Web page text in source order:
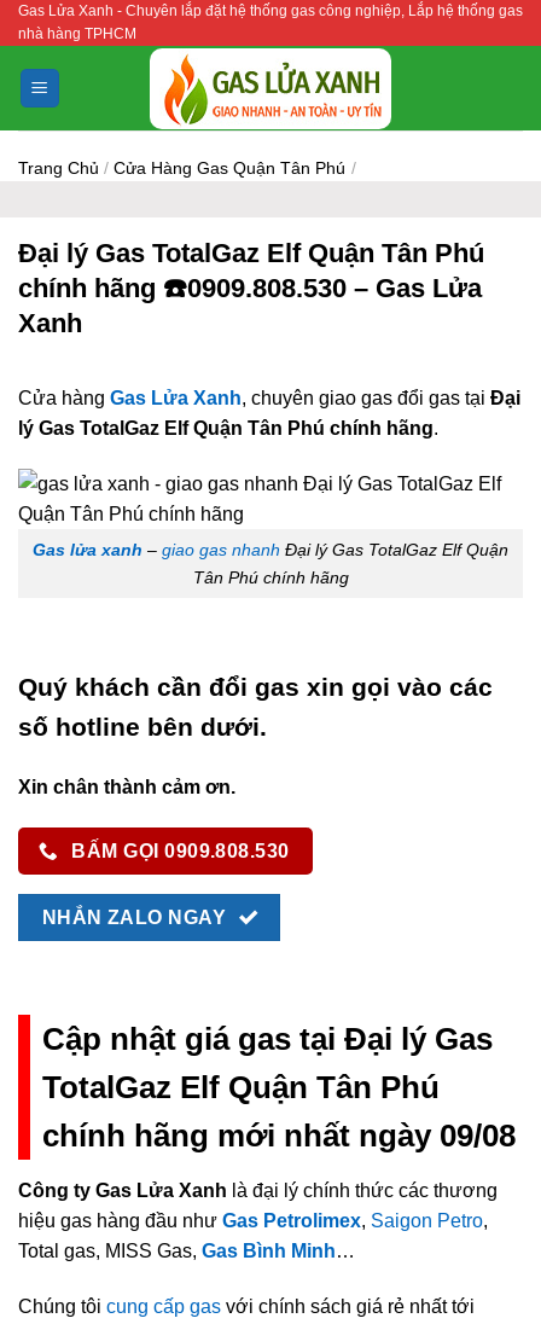
Bỏ
qua
nội
dung
Gas Lửa Xanh - Chuyên lắp đặt hệ thống gas công nghiệp, Lắp hệ thống gas
nhà hàng TPHCM
Trang Chủ / Cửa Hàng Gas Quận Tân Phú /
Đại lý Gas TotalGaz Elf Quận Tân Phú
chính hãng ☎️0909.808.530 – Gas Lửa
Xanh
Cửa hàng Gas Lửa Xanh, chuyên giao gas đổi gas tại Đại
lý Gas TotalGaz Elf Quận Tân Phú chính hãng.
Gas lửa xanh – giao gas nhanh Đại lý Gas TotalGaz Elf Quận
Tân Phú chính hãng
Quý khách cần đổi gas xin gọi vào các
số hotline bên dưới.
Xin chân thành cảm ơn.
BẤM GỌI 0909.808.530
NHẮN ZALO NGAY
Cập nhật giá gas tại Đại lý Gas
TotalGaz Elf Quận Tân Phú
chính hãng mới nhất ngày 09/08
Công ty Gas Lửa Xanh là đại lý chính thức các thương
hiệu gas hàng đầu như Gas Petrolimex, Saigon Petro,
Total gas, MISS Gas, Gas Bình Minh…
Chúng tôi cung cấp gas với chính sách giá rẻ nhất tới